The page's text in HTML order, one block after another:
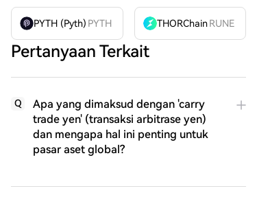
PYTH (Pyth) PYTH THORChain RUNE
Pertanyaan Terkait
Q
Apa yang dimaksud dengan 'carry
trade yen' (transaksi arbitrase yen)
dan mengapa hal ini penting untuk
pasar aset global?